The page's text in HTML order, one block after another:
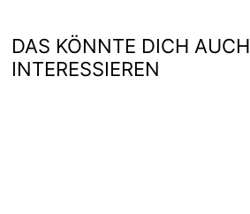
DAS KÖNNTE DICH AUCH
INTERESSIEREN